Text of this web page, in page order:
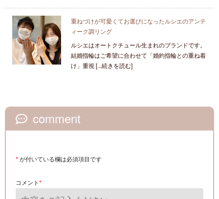
重ねづけが可愛くてお選びになったルシエのアンテ
ィーク調リング
ルシエはオートクチュール生まれのブランドです。
結婚指輪はご希望に合わせて「婚約指輪との重ね着
け」重視 [...続きを読む]
comment
* が付いている欄は必須項目です
コメント*